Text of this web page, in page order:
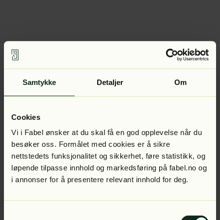
Samtykke Detaljer Om
Cookies
Vi i Fabel ønsker at du skal få en god opplevelse når du
besøker oss. Formålet med cookies er å sikre
nettstedets funksjonalitet og sikkerhet, føre statistikk, og
løpende tilpasse innhold og markedsføring på fabel.no og
i annonser for å presentere relevant innhold for deg.